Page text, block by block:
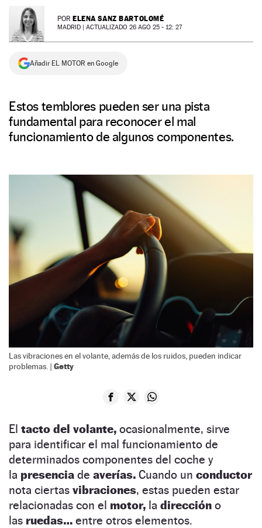
NEWSLETTER POR ELENA SANZ BARTOLOMÉ
MADRID | ACTUALIZADO 26 AGO 25 - 12: 27
Añadir EL MOTOR en Google
Estos temblores pueden ser una pista
fundamental para reconocer el mal
funcionamiento de algunos componentes.
Las vibraciones en el volante, además de los ruidos, pueden indicar
problemas. | Getty
El tacto del volante, ocasionalmente, sirve
para identificar el mal funcionamiento de
determinados componentes del coche y
la presencia de averías. Cuando un conductor
nota ciertas vibraciones, estas pueden estar
relacionadas con el motor, la dirección o
las ruedas… entre otros elementos.